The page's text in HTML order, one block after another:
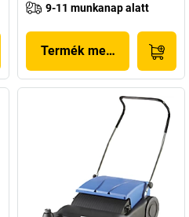
9-11 munkanap alatt
Termék megjelenítése